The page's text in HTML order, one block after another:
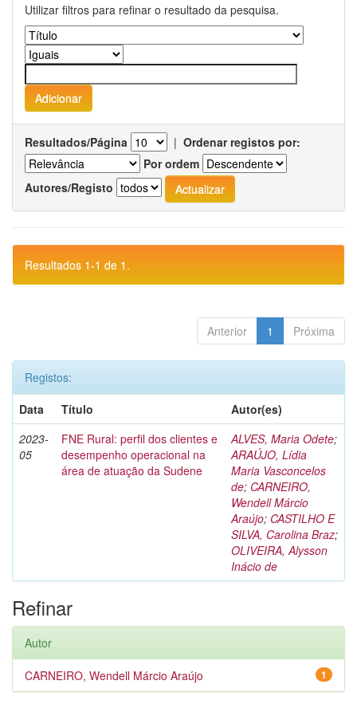
Utilizar filtros para refinar o resultado da pesquisa.
Resultados/Página | Ordenar registos por:
Por ordem
Autores/Registo
Resultados 1-1 de 1.
Anterior 1 Próxima
Registos:
Data
Título
Autor(es)
2023-
05
FNE Rural: perfil dos clientes e
desempenho operacional na
área de atuação da Sudene
ALVES, Maria Odete;
ARAÚJO, Lídia
Maria Vasconcelos
de; CARNEIRO,
Wendell Márcio
Araújo; CASTILHO E
SILVA, Carolina Braz;
OLIVEIRA, Alysson
Inácio de
Refinar
Autor
1
CARNEIRO, Wendell Márcio Araújo